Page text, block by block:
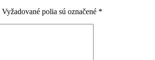
Vyžadované polia sú označené *